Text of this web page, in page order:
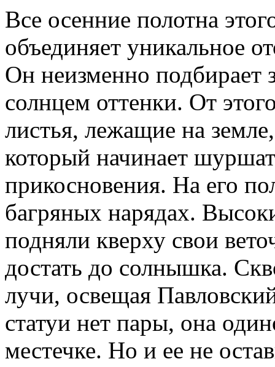
Все осенние полотна
объединяет уникальное
Он неизменно подбирает
солнцем оттенки. От
листья, лежащие на
который начинает
прикосновения. На его
багряных нарядах.
подняли кверху свои
достать до солнышка.
лучи, освещая
статуи нет пары, она
местечке. Но и ее не